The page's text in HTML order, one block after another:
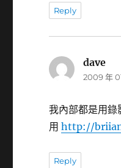
Reply
dave
示:
2009 年
我內部都是用錄
用http://
Reply